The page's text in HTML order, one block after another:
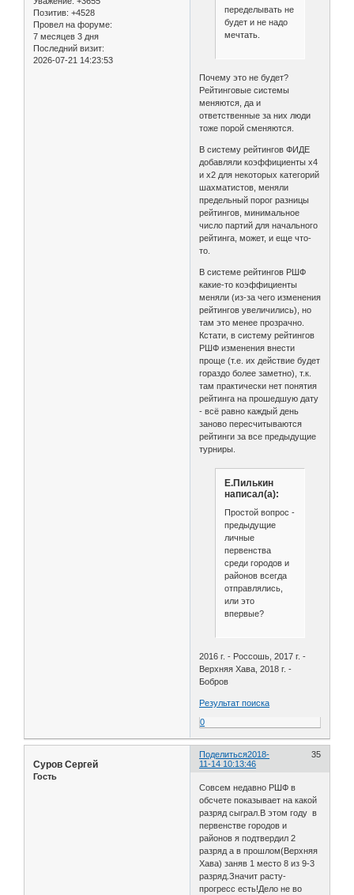
Позитив: +4528
Провел на форуме:
7 месяцев 3 дня
Последний визит:
2026-07-21 14:23:53
переделывать не
будет и не надо
мечтать.
Почему это не будет?
Рейтинговые системы
меняются, да и
ответственные за них люди
тоже порой сменяются.
В систему рейтингов ФИДЕ
добавляли коэффициенты x4
и x2 для некоторых категорий
шахматистов, меняли
предельный порог разницы
рейтингов, минимальное
число партий для начального
рейтинга, может, и еще что-
то.
В системе рейтингов РШФ
какие-то коэффициенты
меняли (из-за чего изменения
рейтингов увеличились), но
там это менее прозрачно.
Кстати, в систему рейтингов
РШФ изменения внести
проще (т.е. их действие будет
гораздо более заметно), т.к.
там практически нет понятия
рейтинга на прошедшую дату
- всё равно каждый день
заново пересчитываются
рейтинги за все предыдущие
турниры.
Е.Пилькин
написал(а):
Простой вопрос -
предыдущие
личные
первенства
среди городов и
районов всегда
отправлялись,
или это
впервые?
2016 г. - Россошь, 2017 г. -
Верхняя Хава, 2018 г. -
Бобров
Результат поиска
0
Поделиться 35
2018-
11-14 10:13:46
Суров Сергей
Гость
Совсем недавно РШФ в
обсчете показывает на какой
разряд сыграл.В этом году в
первенстве городов и
районов я подтвердил 2
разряд а в прошлом(Верхняя
Хава) заняв 1 место 8 из 9-3
разряд.Значит расту-
прогресс есть!Дело не во